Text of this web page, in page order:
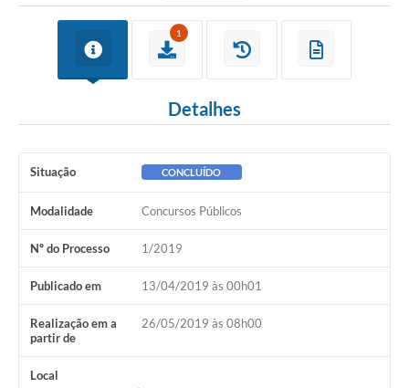
Serviços Online
Imprensa
Empregos & Oportunidades
Galeria de Vídeos
Secretarias
Contas Públicas
Legislação
Editais
1
Detalhes
Situação CONCLUÍDO
Modalidade Concursos Públicos
Nº do Processo 1/2019
Publicado em 13/04/2019 às 00h01
Realização em a
partir de
26/05/2019 às 08h00
Local